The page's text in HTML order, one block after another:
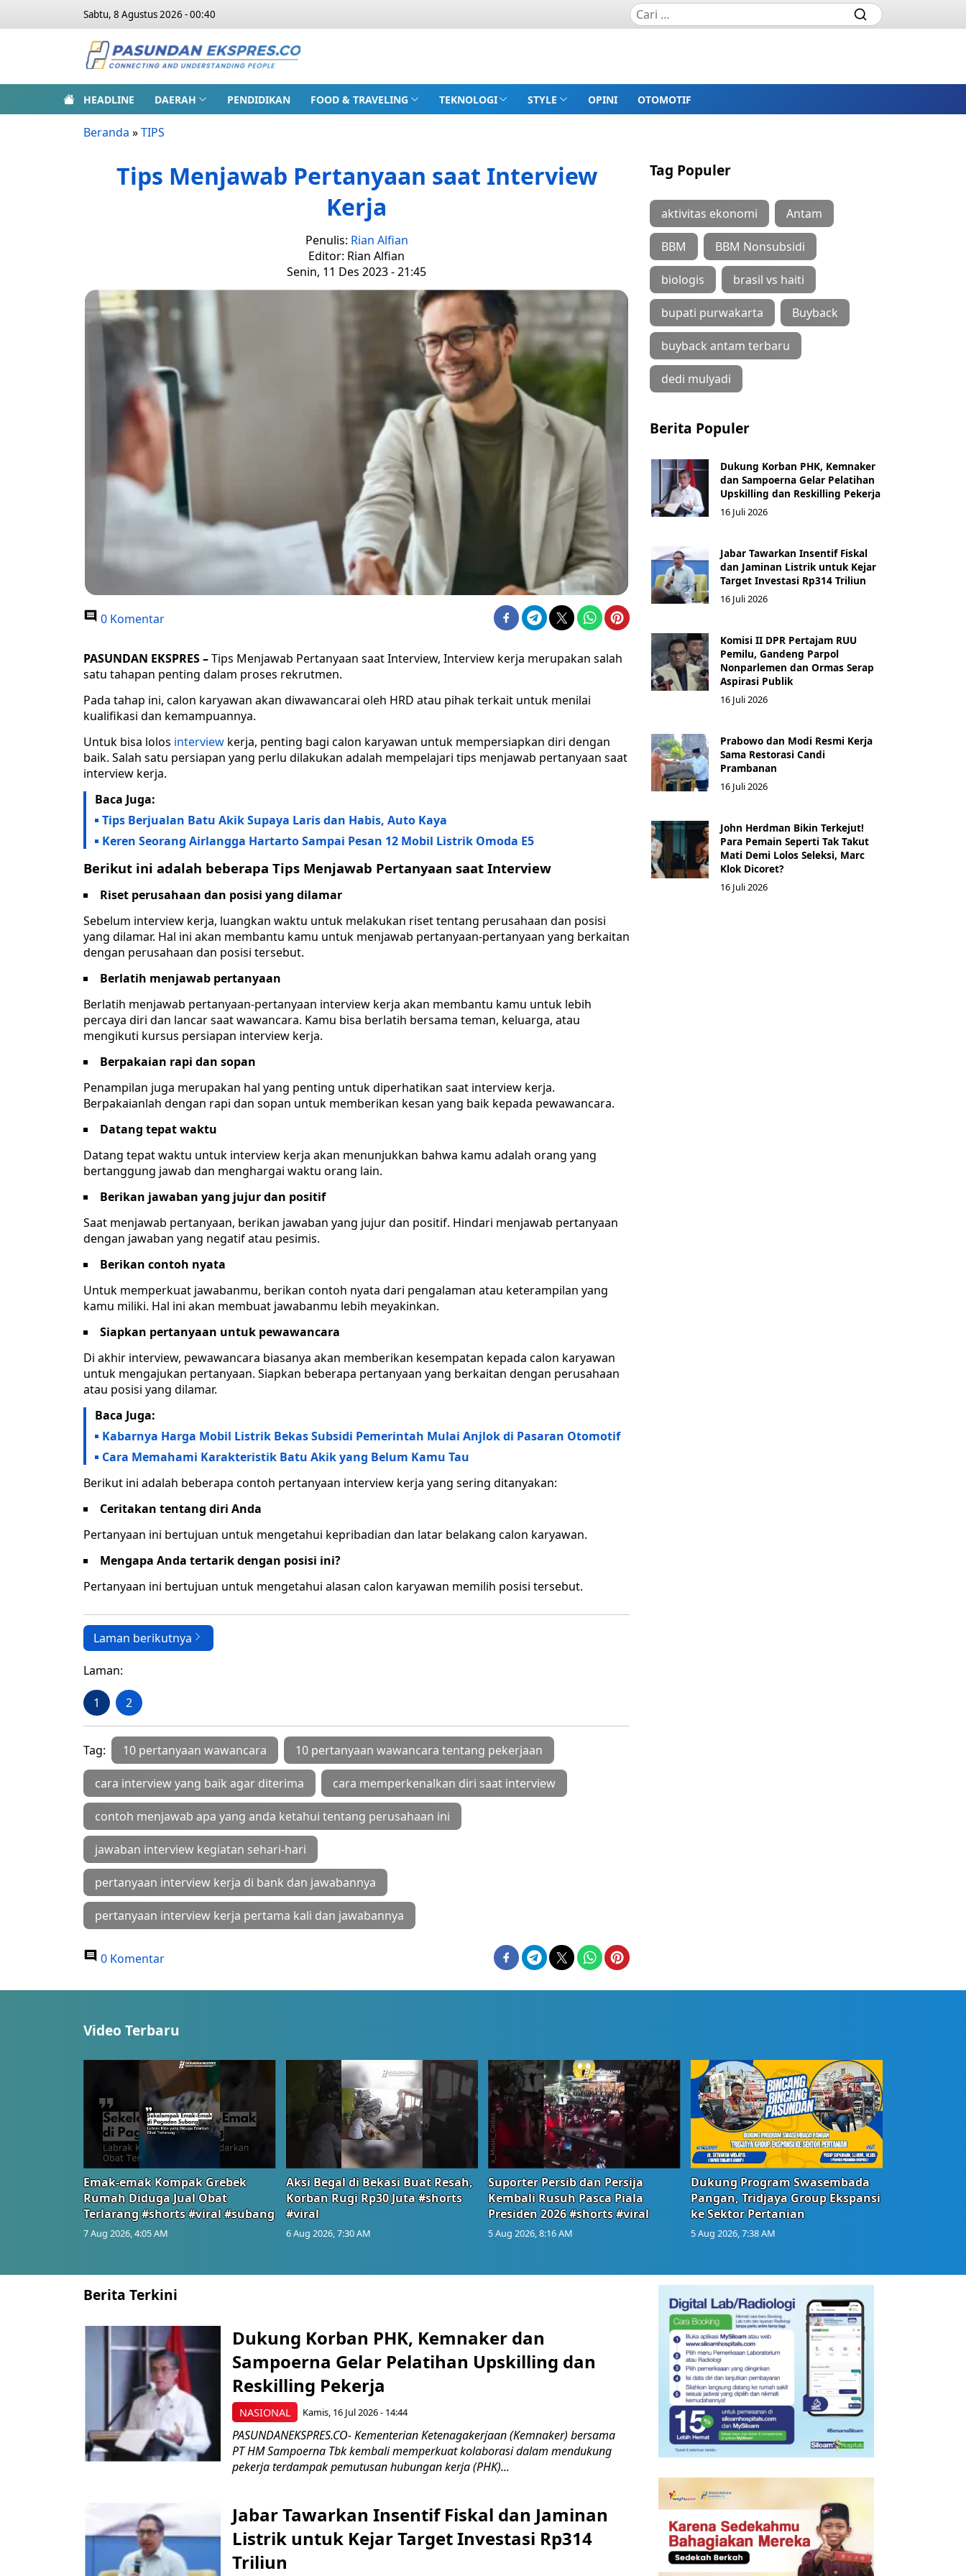
Sabtu, 8 Agustus 2026 - 00:40
HEADLINE DAERAH PENDIDIKAN FOOD & TRAVELING TEKNOLOGI STYLE OPINI OTOMOTIF
Beranda »TIPS
Tips Menjawab Pertanyaan saat Interview
Kerja
Penulis: Rian Alfian
Editor: Rian Alfian
Senin, 11 Des 2023 - 21:45
0 Komentar
PASUNDAN EKSPRES –Tips Menjawab Pertanyaan saat Interview, Interview kerja merupakan salah
satu tahapan penting dalam proses rekrutmen.
Pada tahap ini, calon karyawan akan diwawancarai oleh HRD atau pihak terkait untuk menilai
kualifikasi dan kemampuannya.
Untuk bisa lolos interview kerja, penting bagi calon karyawan untuk mempersiapkan diri dengan
baik. Salah satu persiapan yang perlu dilakukan adalah mempelajari tips menjawab pertanyaan saat
interview kerja.
Baca Juga:
Tips Berjualan Batu Akik Supaya Laris dan Habis, Auto Kaya
Keren Seorang Airlangga Hartarto Sampai Pesan 12 Mobil Listrik Omoda E5
Berikut ini adalah beberapa Tips Menjawab Pertanyaan saat Interview
Riset perusahaan dan posisi yang dilamar
Sebelum interview kerja, luangkan waktu untuk melakukan riset tentang perusahaan dan posisi
yang dilamar. Hal ini akan membantu kamu untuk menjawab pertanyaan-pertanyaan yang berkaitan
dengan perusahaan dan posisi tersebut.
Berlatih menjawab pertanyaan
Berlatih menjawab pertanyaan-pertanyaan interview kerja akan membantu kamu untuk lebih
percaya diri dan lancar saat wawancara. Kamu bisa berlatih bersama teman, keluarga, atau
mengikuti kursus persiapan interview kerja.
Berpakaian rapi dan sopan
Penampilan juga merupakan hal yang penting untuk diperhatikan saat interview kerja.
Berpakaianlah dengan rapi dan sopan untuk memberikan kesan yang baik kepada pewawancara.
Datang tepat waktu
Datang tepat waktu untuk interview kerja akan menunjukkan bahwa kamu adalah orang yang
bertanggung jawab dan menghargai waktu orang lain.
Berikan jawaban yang jujur dan positif
Saat menjawab pertanyaan, berikan jawaban yang jujur dan positif. Hindari menjawab pertanyaan
dengan jawaban yang negatif atau pesimis.
Berikan contoh nyata
Untuk memperkuat jawabanmu, berikan contoh nyata dari pengalaman atau keterampilan yang
kamu miliki. Hal ini akan membuat jawabanmu lebih meyakinkan.
Siapkan pertanyaan untuk pewawancara
Di akhir interview, pewawancara biasanya akan memberikan kesempatan kepada calon karyawan
untuk mengajukan pertanyaan. Siapkan beberapa pertanyaan yang berkaitan dengan perusahaan
atau posisi yang dilamar.
Baca Juga:
Kabarnya Harga Mobil Listrik Bekas Subsidi Pemerintah Mulai Anjlok di Pasaran Otomotif
Cara Memahami Karakteristik Batu Akik yang Belum Kamu Tau
Berikut ini adalah beberapa contoh pertanyaan interview kerja yang sering ditanyakan:
Ceritakan tentang diri Anda
Pertanyaan ini bertujuan untuk mengetahui kepribadian dan latar belakang calon karyawan.
Mengapa Anda tertarik dengan posisi ini?
Pertanyaan ini bertujuan untuk mengetahui alasan calon karyawan memilih posisi tersebut.
Laman berikutnya
Laman:
1 2
Tag: 10 pertanyaan wawancara 10 pertanyaan wawancara tentang pekerjaan
cara interview yang baik agar diterima cara memperkenalkan diri saat interview
contoh menjawab apa yang anda ketahui tentang perusahaan ini
jawaban interview kegiatan sehari-hari
pertanyaan interview kerja di bank dan jawabannya
pertanyaan interview kerja pertama kali dan jawabannya
0 Komentar
Tag Populer
aktivitas ekonomi Antam
BBM BBM Nonsubsidi
biologis brasil vs haiti
bupati purwakarta Buyback
buyback antam terbaru
dedi mulyadi
Berita Populer
Dukung Korban PHK, Kemnaker
dan Sampoerna Gelar Pelatihan
Upskilling dan Reskilling Pekerja
16 Juli 2026
Jabar Tawarkan Insentif Fiskal
dan Jaminan Listrik untuk Kejar
Target Investasi Rp314 Triliun
16 Juli 2026
Komisi II DPR Pertajam RUU
Pemilu, Gandeng Parpol
Nonparlemen dan Ormas Serap
Aspirasi Publik
16 Juli 2026
Prabowo dan Modi Resmi Kerja
Sama Restorasi Candi
Prambanan
16 Juli 2026
John Herdman Bikin Terkejut!
Para Pemain Seperti Tak Takut
Mati Demi Lolos Seleksi, Marc
Klok Dicoret?
16 Juli 2026
Video Terbaru
Emak-emak Kompak Grebek
Rumah Diduga Jual Obat
Terlarang #shorts #viral #subang
7 Aug 2026, 4:05 AM
Aksi Begal di Bekasi Buat Resah,
Korban Rugi Rp30 Juta #shorts
#viral
6 Aug 2026, 7:30 AM
Suporter Persib dan Persija
Kembali Rusuh Pasca Piala
Presiden 2026 #shorts #viral
5 Aug 2026, 8:16 AM
Dukung Program Swasembada
Pangan, Tridjaya Group Ekspansi
ke Sektor Pertanian
5 Aug 2026, 7:38 AM
Berita Terkini
NASIONAL
Dukung Korban PHK, Kemnaker dan
Sampoerna Gelar Pelatihan Upskilling dan
Reskilling Pekerja
Kamis, 16 Jul 2026 - 14:44
PASUNDANEKSPRES.CO- Kementerian Ketenagakerjaan (Kemnaker) bersama
PT HM Sampoerna Tbk kembali memperkuat kolaborasi dalam mendukung
pekerja terdampak pemutusan hubungan kerja (PHK)...
Jabar Tawarkan Insentif Fiskal dan Jaminan
Listrik untuk Kejar Target Investasi Rp314
Triliun